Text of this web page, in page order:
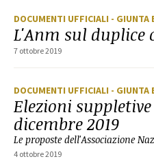
DOCUMENTI UFFICIALI - GIUNTA
L'Anm sul duplice
7 ottobre 2019
DOCUMENTI UFFICIALI - GIUNTA
Elezioni suppletive
dicembre 2019
Le proposte dell'Associazione
4 ottobre 2019